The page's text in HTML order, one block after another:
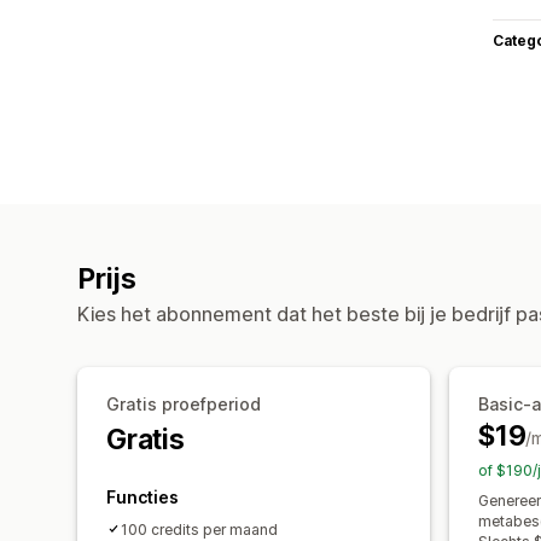
Prijs
Kies het abonnement dat het beste bij je bedrijf
Gratis proefperiod
Gratis
Functies
100 credits per maand
Basic-
$19/
of $190/